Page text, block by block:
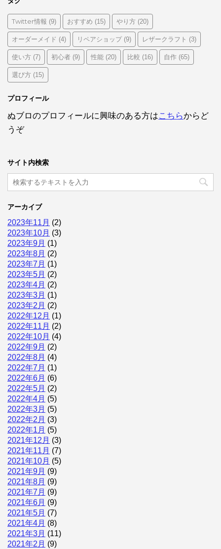
Twitter情報 (9) おすすめ (15) やり方 (20)
オーダーメイド (4) リペアショップ(9) レザークラフト (3)
使い方 (7) 初心者 (9) 性能 (20) 比較 (16) 自作 (65)
選び方 (15)
プロフィール
ぬブロのプロフィールに興味のある方はこちらからど
うぞ
サイト内検索
アーカイブ
2023年11月 (2)
2023年10月 (3)
2023年9月 (1)
2023年8月 (2)
2023年7月 (1)
2023年5月 (2)
2023年4月 (2)
2023年3月 (1)
2023年2月 (2)
2022年12月 (1)
2022年11月 (2)
2022年10月 (4)
2022年9月 (2)
2022年8月 (4)
2022年7月 (1)
2022年6月 (6)
2022年5月 (2)
2022年4月 (5)
2022年3月 (5)
2022年2月 (3)
2022年1月 (5)
2021年12月 (3)
2021年11月 (7)
2021年10月 (5)
2021年9月 (9)
2021年8月 (9)
2021年7月 (9)
2021年6月 (9)
2021年5月 (7)
2021年4月 (8)
2021年3月 (11)
2021年2月 (9)